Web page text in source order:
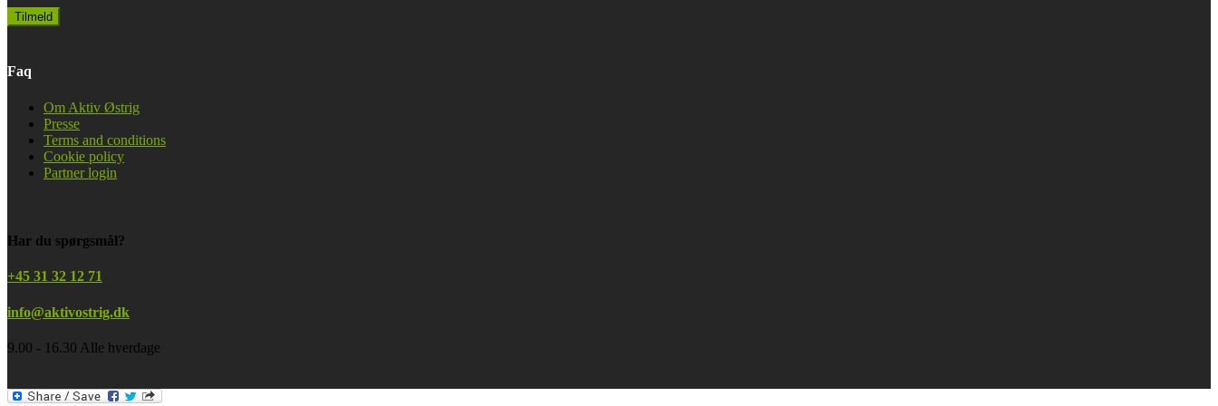
Faq
Om Aktiv Østrig
Presse
Terms and conditions
Cookie policy
Partner login
Har du spørgsmål?
+45 31 32 12 71
info@aktivostrig.dk
9.00 - 16.30 Alle hverdage